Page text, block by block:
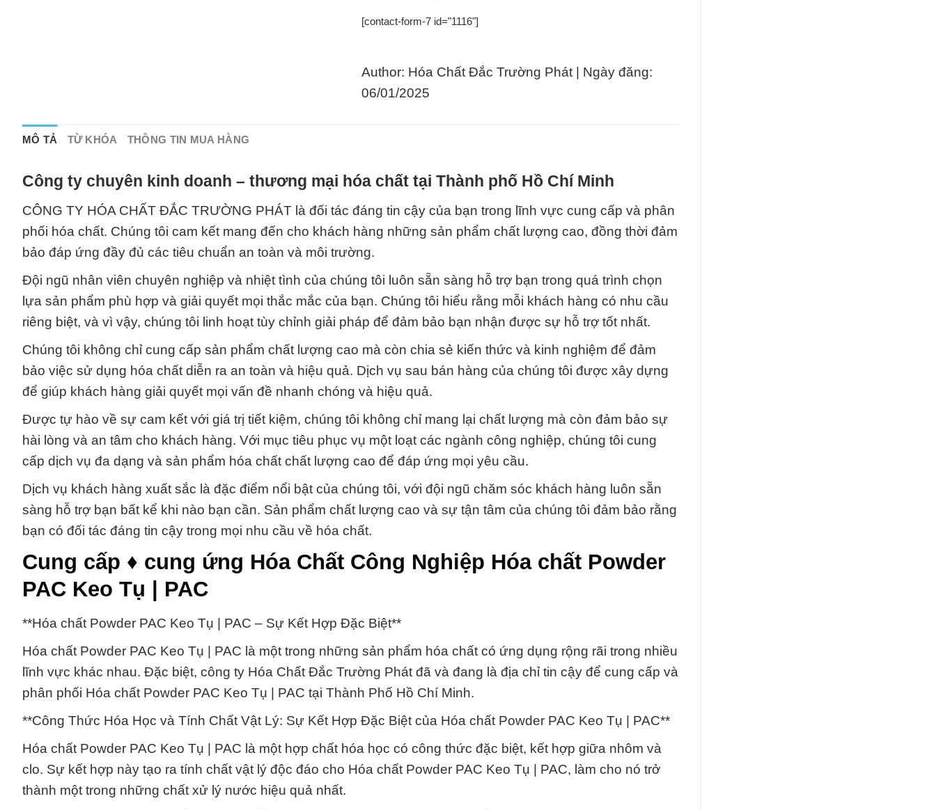
[contact-form-7 id="1116"]
Author: Hóa Chất Đắc Trường Phát | Ngày đăng:
06/01/2025
MÔ TẢ TỪ KHÓA THÔNG TIN MUA HÀNG
Công ty chuyên kinh doanh – thương mại hóa chất tại Thành phố Hồ Chí Minh
CÔNG TY HÓA CHẤT ĐẮC TRƯỜNG PHÁT là đối tác đáng tin cậy của bạn trong lĩnh vực cung cấp và phân
phối hóa chất. Chúng tôi cam kết mang đến cho khách hàng những sản phẩm chất lượng cao, đồng thời đảm
bảo đáp ứng đầy đủ các tiêu chuẩn an toàn và môi trường.
Đội ngũ nhân viên chuyên nghiệp và nhiệt tình của chúng tôi luôn sẵn sàng hỗ trợ bạn trong quá trình chọn
lựa sản phẩm phù hợp và giải quyết mọi thắc mắc của bạn. Chúng tôi hiểu rằng mỗi khách hàng có nhu cầu
riêng biệt, và vì vậy, chúng tôi linh hoạt tùy chỉnh giải pháp để đảm bảo bạn nhận được sự hỗ trợ tốt nhất.
Chúng tôi không chỉ cung cấp sản phẩm chất lượng cao mà còn chia sẻ kiến thức và kinh nghiệm để đảm
bảo việc sử dụng hóa chất diễn ra an toàn và hiệu quả. Dịch vụ sau bán hàng của chúng tôi được xây dựng
để giúp khách hàng giải quyết mọi vấn đề nhanh chóng và hiệu quả.
Được tự hào về sự cam kết với giá trị tiết kiệm, chúng tôi không chỉ mang lại chất lượng mà còn đảm bảo sự
hài lòng và an tâm cho khách hàng. Với mục tiêu phục vụ một loạt các ngành công nghiệp, chúng tôi cung
cấp dịch vụ đa dạng và sản phẩm hóa chất chất lượng cao để đáp ứng mọi yêu cầu.
Dịch vụ khách hàng xuất sắc là đặc điểm nổi bật của chúng tôi, với đội ngũ chăm sóc khách hàng luôn sẵn
sàng hỗ trợ bạn bất kể khi nào bạn cần. Sản phẩm chất lượng cao và sự tận tâm của chúng tôi đảm bảo rằng
bạn có đối tác đáng tin cậy trong mọi nhu cầu về hóa chất.
Cung cấp ♦ cung ứng Hóa Chất Công Nghiệp Hóa chất Powder
PAC Keo Tụ | PAC
**Hóa chất Powder PAC Keo Tụ | PAC – Sự Kết Hợp Đặc Biệt**
Hóa chất Powder PAC Keo Tụ | PAC là một trong những sản phẩm hóa chất có ứng dụng rộng rãi trong nhiều
lĩnh vực khác nhau. Đặc biệt, công ty Hóa Chất Đắc Trường Phát đã và đang là địa chỉ tin cậy để cung cấp và
phân phối Hóa chất Powder PAC Keo Tụ | PAC tại Thành Phố Hồ Chí Minh.
**Công Thức Hóa Học và Tính Chất Vật Lý: Sự Kết Hợp Đặc Biệt của Hóa chất Powder PAC Keo Tụ | PAC**
Hóa chất Powder PAC Keo Tụ | PAC là một hợp chất hóa học có công thức đặc biệt, kết hợp giữa nhôm và
clo. Sự kết hợp này tạo ra tính chất vật lý độc đáo cho Hóa chất Powder PAC Keo Tụ | PAC, làm cho nó trở
thành một trong những chất xử lý nước hiệu quả nhất.